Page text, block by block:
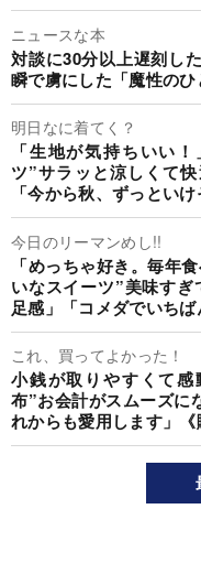
ニュースな本
対談に30分以上遅刻し
瞬で虜にした「魔性のひ
明日なに着てく？
「生地が気持ちいい
ツ”サラッと涼しくて
「今から秋、ずっとい
今日のリーマンめし!!
「めっちゃ好き。毎年
いなスイーツ”美味す
足感」「コメダでいち
これ、買ってよかった！
小銭が取りやすくて
布”お会計がスムーズに
れからも愛用します」《